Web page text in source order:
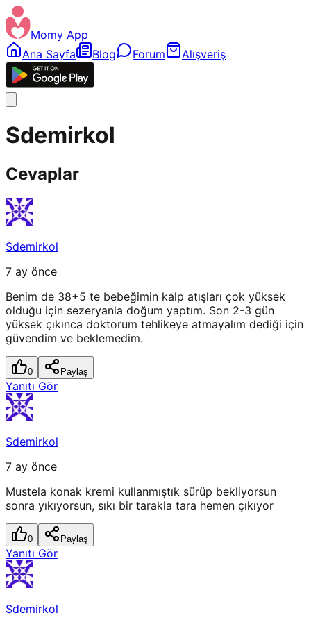
Momy App
Ana Sayfa
Blog Forum Alışveriş
Sdemirkol
Cevaplar
Sdemirkol
7 ay önce
Benim de 38+5 te bebeğimin kalp atışları çok yüksek
olduğu için sezeryanla doğum yaptım. Son 2-3 gün
yüksek çıkınca doktorum tehlikeye atmayalım dediği için
güvendim ve beklemedim.
0 Paylaş
Yanıtı Gör
Sdemirkol
7 ay önce
Mustela konak kremi kullanmıştık sürüp bekliyorsun
sonra yıkıyorsun, sıkı bir tarakla tara hemen çıkıyor
0 Paylaş
Yanıtı Gör
Sdemirkol